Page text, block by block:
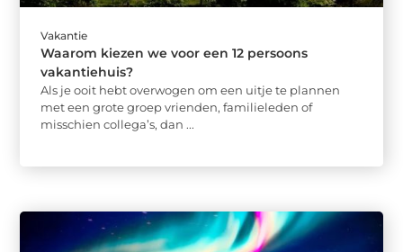
Vakantie
Waarom kiezen we voor een 12 persoons
vakantiehuis?
Als je ooit hebt overwogen om een uitje te plannen
met een grote groep vrienden, familieleden of
misschien collega’s, dan ...